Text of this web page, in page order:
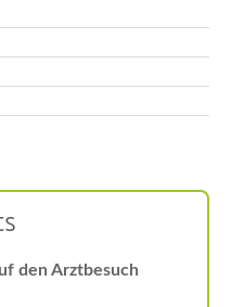
den Arztbesuch